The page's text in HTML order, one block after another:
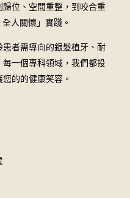
位、空間重整，到咬合重
人關懷」實踐。
者需導向的銀髮植牙、耐
一個專科領域，我們都投
的的健康笑容。